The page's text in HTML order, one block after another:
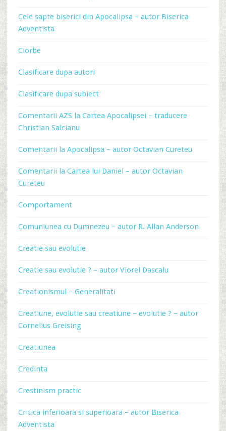
Cele sapte biserici din Apocalipsa – autor Biserica
Adventista
Ciorbe
Clasificare dupa autori
Clasificare dupa subiect
Comentarii AZS la Cartea Apocalipsei – traducere
Christian Salcianu
Comentarii la Apocalipsa – autor Octavian Cureteu
Comentarii la Cartea lui Daniel – autor Octavian
Cureteu
Comportament
Comuniunea cu Dumnezeu – autor R. Allan Anderson
Creatie sau evolutie
Creatie sau evolutie ? – autor Viorel Dascalu
Creationismul – Generalitati
Creatiune, evolutie sau creatiune – evolutie ? – autor
Cornelius Greising
Creatiunea
Credinta
Crestinism practic
Critica inferioara si superioara – autor Biserica
Adventista